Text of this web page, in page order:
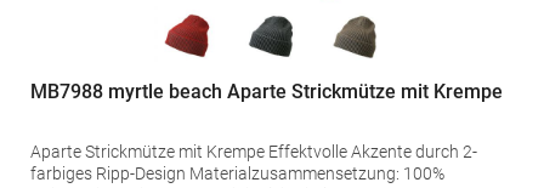
MB7988 myrtle beach Aparte Strickmütze mit Krempe
Aparte Strickmütze mit Krempe Effektvolle Akzente durch 2-
farbiges Ripp-Design Materialzusammensetzung: 100%